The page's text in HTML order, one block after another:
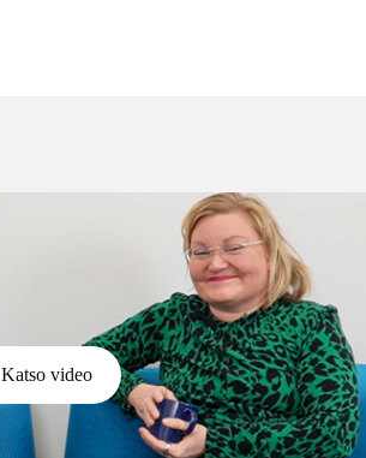
Katso video